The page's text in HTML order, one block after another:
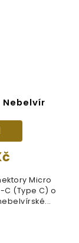
Nebelvír
Micro
C (Type C) o